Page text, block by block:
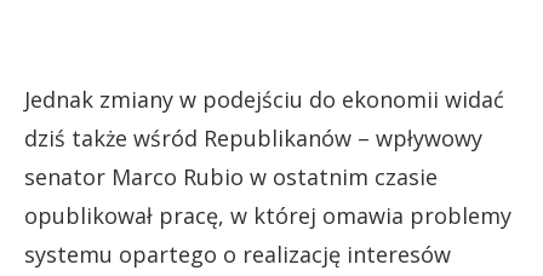
Jednak zmiany w podejściu do ekonomii widać
dziś także wśród Republikanów – wpływowy
senator Marco Rubio w ostatnim czasie
opublikował pracę, w której omawia problemy
systemu opartego o realizację interesów